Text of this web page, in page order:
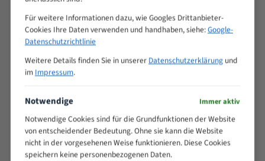
2240x6x0,50x5mm Metabo BAS317 Spezialstahl Bandsägeblatt
Hersteller
Arend Sägetech e.K.
Anschrift
E-Mail
info@saegemarkt.de
Sicherheits- und Warnhinweise
Extrem scharfe Schneidzähne – es besteht
Für weitere Informationen dazu, wie Googles Drittanbieter-
Cookies Ihre Daten verwenden und handhaben, siehe:Google-
Datenschutzrichtlinie
Weitere Details finden Sie in unserer Datenschutzerklärungund
im Impressum.
Notwendige Immer aktiv
Notwendige Cookies sind für die Grundfunktionen der Website
von entscheidender Bedeutung. Ohne sie kann die Website
nicht in der vorgesehenen Weise funktionieren. Diese Cookies
speichern keine personenbezogenen Daten.